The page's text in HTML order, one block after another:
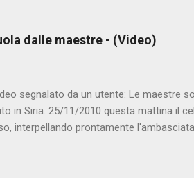
dalle maestre - (Video)
segnalato da un utente: Le maestre
in Siria. 25/11/2010 questa mattina il
interpellando prontamente
dalla scuola. LEGGI IL